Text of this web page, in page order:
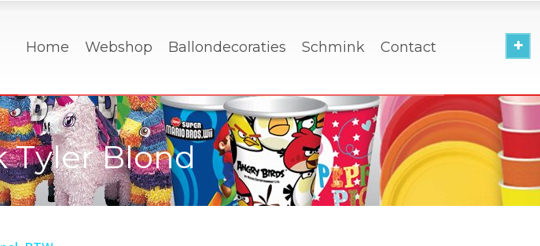
Home Webshop Ballondecoraties Schmink Contact
Tyler Blond